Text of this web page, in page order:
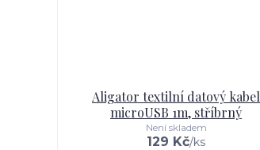
Aligator textilní datový kabel
microUSB 1m, stříbrný
129 Kč/ks
Není skladem